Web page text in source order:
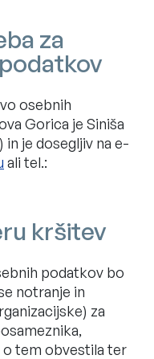
za
osebnih
Gorica je Siniša
je dosegljiv na e-
ali tel.:
kršitev
podatkov bo
notranje in
za
o tem obvestila ter